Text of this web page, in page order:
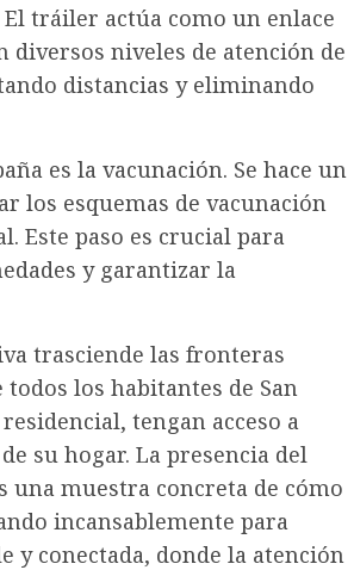
tráiler actúa como un enlace
diversos niveles de atención de
distancias y eliminando
es la vacunación. Se hace un
los esquemas de vacunación
Este paso es crucial para
y garantizar la
trasciende las fronteras
todos los habitantes de San
tengan acceso a
su hogar. La presencia del
muestra concreta de cómo
incansablemente para
y conectada, donde la atención